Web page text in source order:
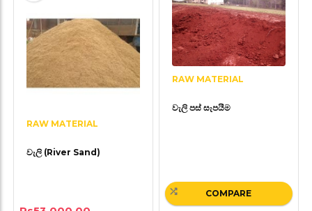
RAW MATERIAL
වැලි (River Sand)
RAW MATERIAL
වැලි පස් සැපයීම
COMPARE